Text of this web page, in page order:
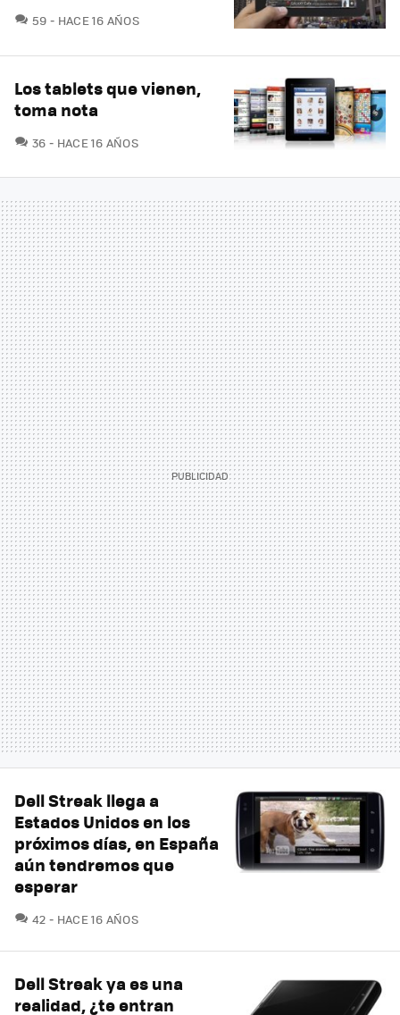
59 COMENTARIOS
HACE 16 AÑOS
Los tablets que vienen,
toma nota
36 COMENTARIOS
HACE 16 AÑOS
Dell Streak llega a
Estados Unidos en los
próximos días, en España
aún tendremos que
esperar
42 COMENTARIOS
HACE 16 AÑOS
Dell Streak ya es una
realidad, ¿te entran